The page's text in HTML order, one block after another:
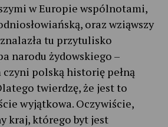
w Europie wspólnotami,
oraz wziąwszy
tu przytulisko
narodu żydowskiego –
polską historię pełną
twierdzę, że jest to
wyjątkowa. Oczywiście,
kraj, którego byt jest